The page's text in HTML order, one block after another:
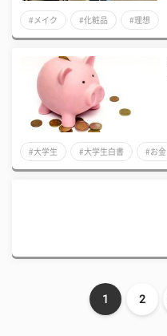
#メイク #化粧品 #理想
#大学生 #大学生白書 #お金
1 2